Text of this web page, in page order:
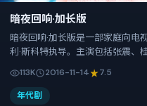
暗夜回响·加长版
暗夜回响·加长版是一部家庭向电
利·斯科特执导。主演包括张震、
与发行，2016年贺岁档前后与观
日期 2016-11-14，正片时长129分
113K 2016-11-14 7.5
年代剧